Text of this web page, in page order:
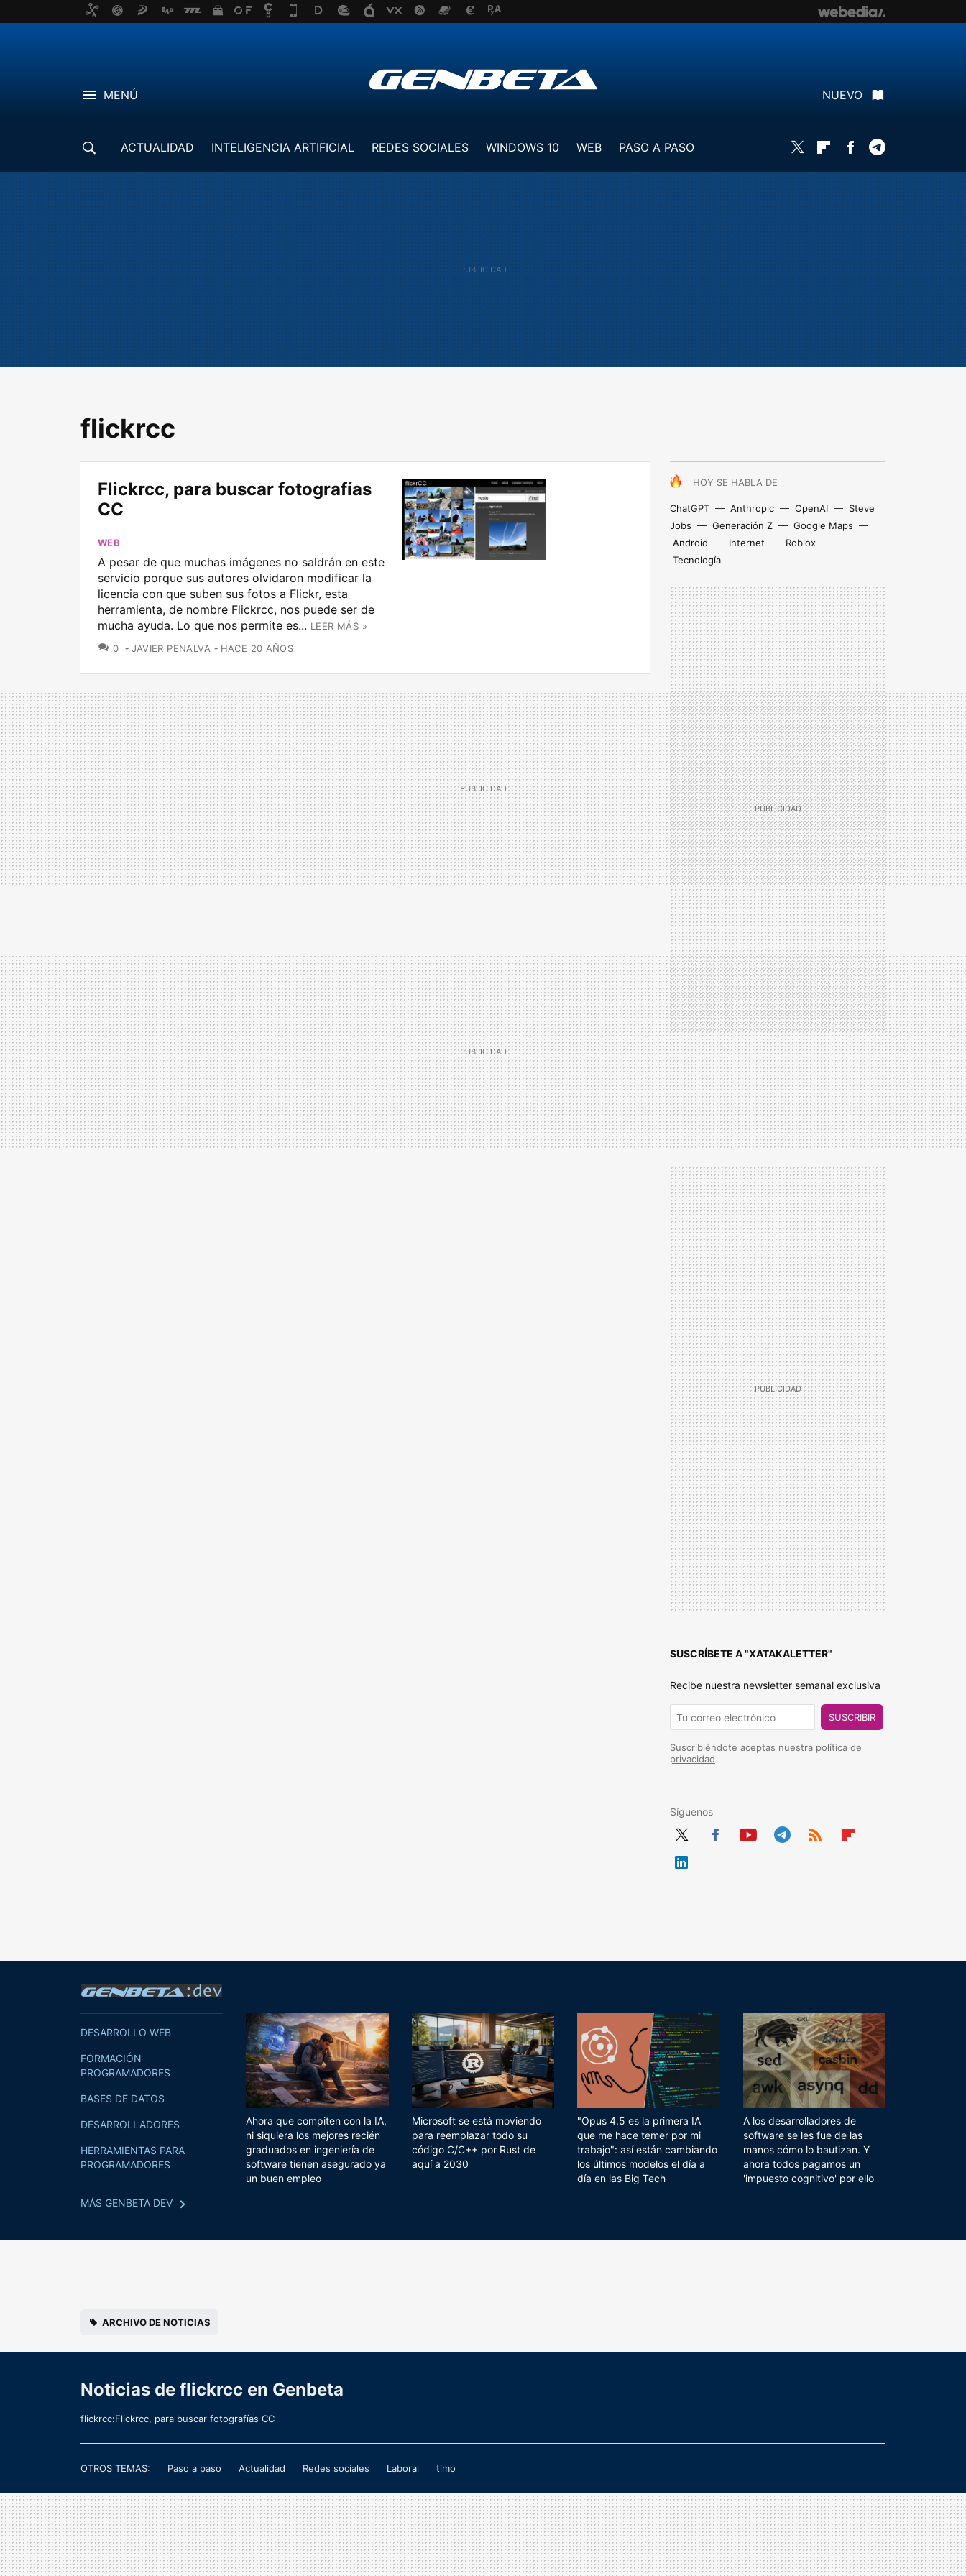
MENÚ NUEVO
ACTUALIDAD INTELIGENCIA ARTIFICIAL REDES SOCIALES WINDOWS 10 WEB
PASO A PASO
Twitter FlipboardFacebook
flickrcc
HOY SE HABLA DE
ChatGPT Anthropic OpenAI
Steve
Jobs
Generación Z
Google Maps
Android
Internet
Roblox
Tecnología
Flickrcc, para buscar fotografías
CC
WEB
A pesar de que muchas imágenes no saldrán en este
servicio porque sus autores olvidaron modificar la
licencia con que suben sus fotos a Flickr, esta
herramienta, de nombre Flickrcc, nos puede ser de
mucha ayuda. Lo que nos permite es... LEER MÁS »
0 COMENTARIOS
JAVIER PENALVA HACE 20 AÑOS
SUSCRÍBETE A "XATAKALETTER"
Recibe nuestra newsletter semanal exclusiva
SUSCRIBIR
Suscribiéndote aceptas nuestra política de
privacidad
Síguenos
Twit
DESARROLLO WEB
FORMACIÓN
PROGRAMADORES
BASES DE DATOS
DESARROLLADORES
HERRAMIENTAS PARA
PROGRAMADORES
MÁS GENBETA DEV
Ahora que compiten con la IA,
ni siquiera los mejores recién
graduados en ingeniería de
software tienen asegurado ya
un buen empleo
Microsoft se está moviendo
para reemplazar todo su
código C/C++ por Rust de
aquí a 2030
"Opus 4.5 es la primera IA
que me hace temer por mi
trabajo": así están cambiando
los últimos modelos el día a
día en las Big Tech
A los desarrolladores de
software se les fue de las
manos cómo lo bautizan. Y
ahora todos pagamos un
'impuesto cognitivo' por ello
ARCHIVO DE NOTICIAS
Noticias de flickrcc en Genbeta
flickrcc:Flickrcc, para buscar fotografías CC
OTROS TEMAS: Paso a paso Actualidad Redes sociales Laboral timo